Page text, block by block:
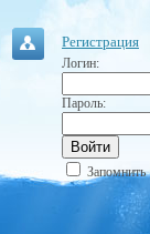
Регистрация
Логин:
Пароль:
Запомнить